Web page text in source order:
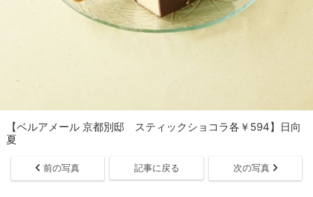
【ベルアメール 京都別邸 スティックショコラ各￥594】日向
夏
前の写真 記事に戻る 次の写真